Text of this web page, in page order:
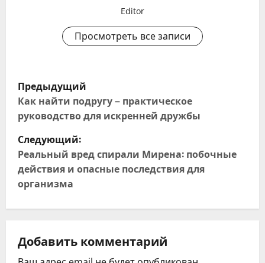
Editor
Просмотреть все записи
Н
а
в
и
г
а
и
Предыдущий
Как найти подругу – практическое
руководство для искренней дружбы
Следующий:
Реальный вред спирали Мирена: побочные
действия и опасные последствия для
организма
Добавить комментарий